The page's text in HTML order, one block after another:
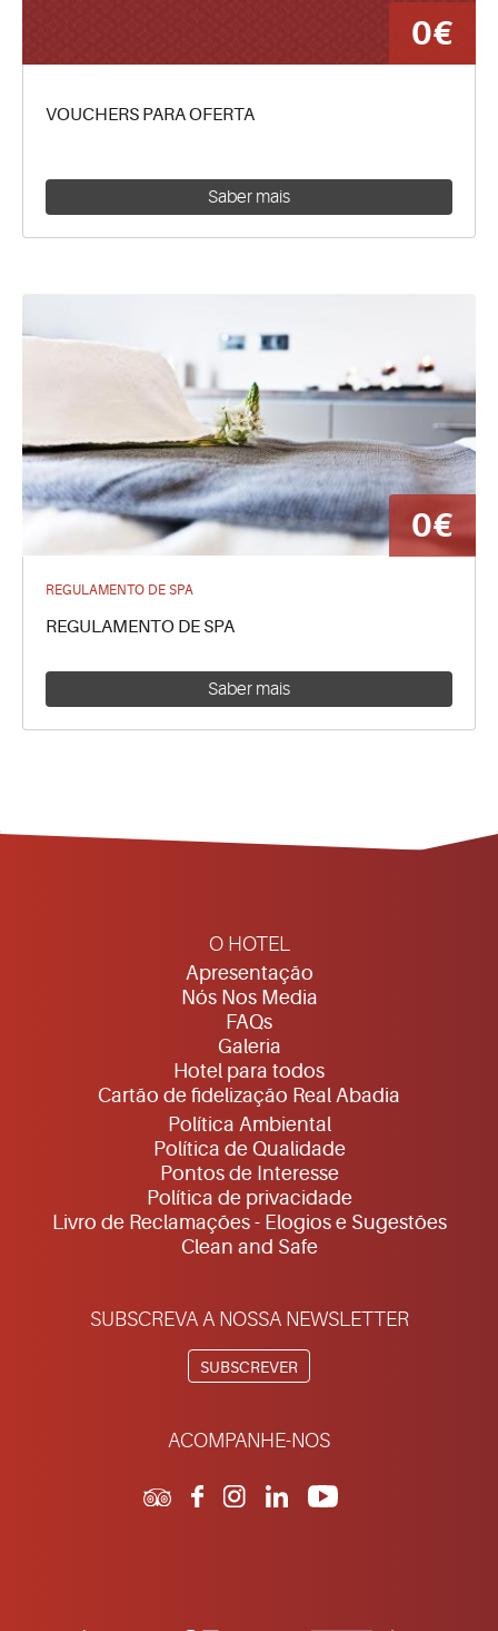
0€
VOUCHERS PARA OFERTA
Saber mais
0€
REGULAMENTO DE SPA
REGULAMENTO DE SPA
Saber mais
O HOTEL
Apresentação
Nós Nos Media
FAQs
Galeria
Hotel para todos
Cartão de fidelização Real Abadia
Política Ambiental
Política de Qualidade
Pontos de Interesse
Política de privacidade
Livro de Reclamações - Elogios e Sugestões
Clean and Safe
SUBSCREVA A NOSSA NEWSLETTER
SUBSCREVER
ACOMPANHE-NOS